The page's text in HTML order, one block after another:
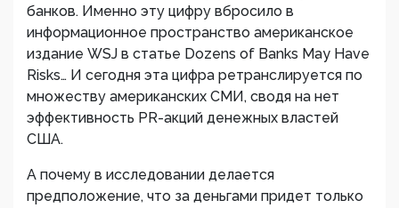
банков. Именно эту цифру вбросило в
информационное пространство американское
издание WSJ в статье Dozens of Banks May Have
Risks… И сегодня эта цифра ретранслируется по
множеству американских СМИ, сводя на нет
эффективность PR-акций денежных властей
США.
А почему в исследовании делается
предположение, что за деньгами придет только